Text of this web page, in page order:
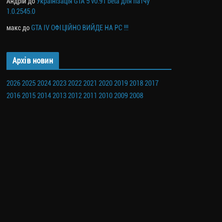
1.0.2545.0
макс доGTA IV ОФІЦІЙНО ВИЙДЕ НА PC !!!
Архів новин
202620252024202320222021 2020201920182017
201620152014201320122011 201020092008